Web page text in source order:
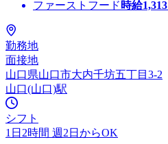
ファーストフード 時給1,313
勤務地
面接地
山口県山口市大内千坊五丁目3-2
山口(山口)駅
シフト
1日2時間 週2日からOK